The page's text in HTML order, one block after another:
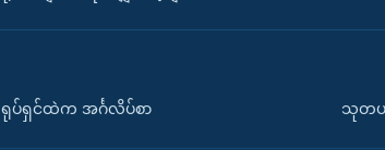
ရုပ်ရှင်ထဲက အင်္ဂလိပ်စာ သုတပ